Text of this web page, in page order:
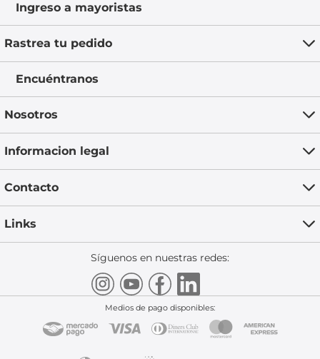
Ingreso a mayoristas
Rastrea tu pedido
Encuéntranos
Nosotros
Informacion legal
Contacto
Links
Síguenos en nuestras redes:
Medios de pago disponibles: